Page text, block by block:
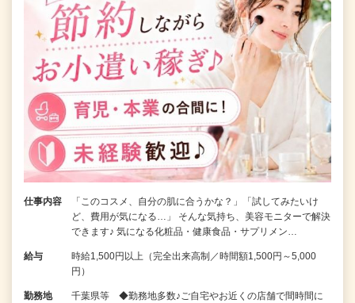
仕事内容
「このコスメ、自分の肌に合うかな？」「試してみたいけ
ど、費用が気になる…」 そんな気持ち、美容モニターで解決
できます♪ 気になる化粧品・健康食品・サプリメン…
給与
時給1,500円以上（完全出来高制／時間額1,500円～5,000
円）
勤務地
千葉県等 ◆勤務地多数♪ご自宅やお近くの店舗で間時間に